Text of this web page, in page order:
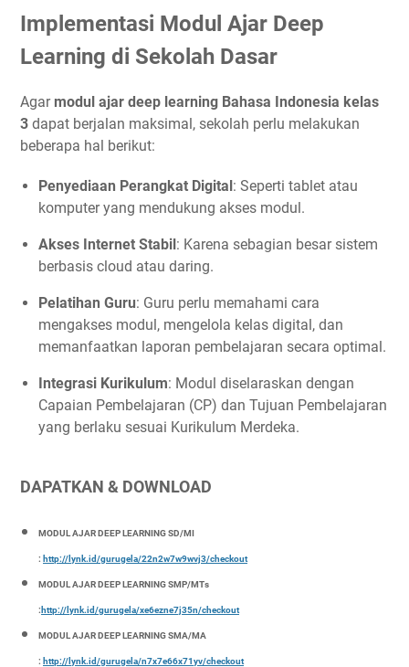
Implementasi Modul Ajar Deep
Learning di Sekolah Dasar
Agar modul ajar deep learning Bahasa Indonesia kelas
3 dapat berjalan maksimal, sekolah perlu melakukan
beberapa hal berikut:
Penyediaan Perangkat Digital: Seperti tablet atau
komputer yang mendukung akses modul.
Akses Internet Stabil: Karena sebagian besar sistem
berbasis cloud atau daring.
Pelatihan Guru: Guru perlu memahami cara
mengakses modul, mengelola kelas digital, dan
memanfaatkan laporan pembelajaran secara optimal.
Integrasi Kurikulum: Modul diselaraskan dengan
Capaian Pembelajaran (CP) dan Tujuan Pembelajaran
yang berlaku sesuai Kurikulum Merdeka.
DAPATKAN & DOWNLOAD
MODUL AJAR DEEP LEARNING SD/MI
: http://lynk.id/gurugela/22n2w7w9wvj3/checkout
MODUL AJAR DEEP LEARNING SMP/MTs
: http://lynk.id/gurugela/xe6ezne7j35n/checkout
MODUL AJAR DEEP LEARNING SMA/MA
: http://lynk.id/gurugela/n7x7e66x71yv/checkout